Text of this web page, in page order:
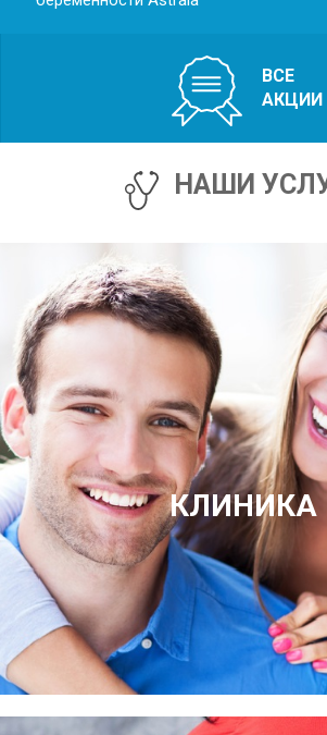
ВСЕ
АКЦИИ
НАШИ
КЛИНИКА